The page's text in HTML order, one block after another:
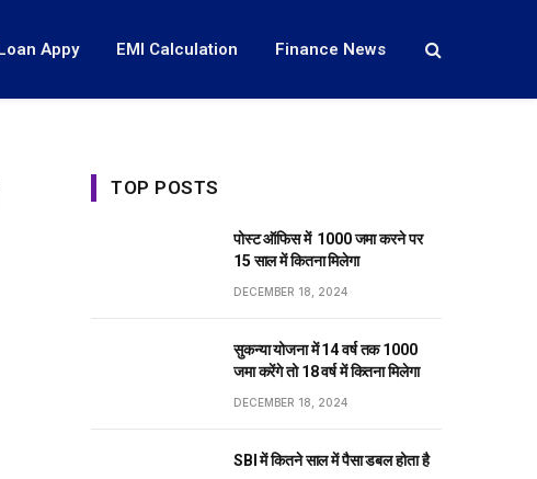
Appy EMI Calculation Finance News
TOP POSTS
पोस्ट ऑफिस में ₹ 1000 जमा करने पर
15 साल में कितना मिलेगा
DECEMBER 18, 2024
सुकन्या योजना में 14 वर्ष तक ₹1000
जमा करेंगे तो 18 वर्ष में कितना मिलेगा
DECEMBER 18, 2024
SBI में कितने साल में पैसा डबल होता है